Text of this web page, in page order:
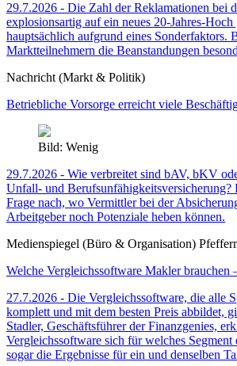
29.7.2026 - Die Zahl der Reklamationen bei
explosionsartig auf ein neues 20-Jahres-Hoch
hauptsächlich aufgrund eines Sonderfaktors.
Marktteilnehmern die Beanstandungen
Nachricht (Markt & Politik)
Betriebliche Vorsorge erreicht viele
Bild: Wenig
29.7.2026 - Wie verbreitet sind bAV, bKV
Unfall- und Berufsunfähigkeitsversicherung?
Frage nach, wo Vermittler bei der
Arbeitgeber noch Potenziale heben können.
Medienspiegel (Büro & Organisation)
Welche Vergleichssoftware Makler brauchen
27.7.2026 - Die Vergleichssoftware, die alle
komplett und mit dem besten Preis abbildet,
Stadler, Geschäftsführer der Finanzgenies,
Vergleichssoftware sich für welches
sogar die Ergebnisse für ein und denselben